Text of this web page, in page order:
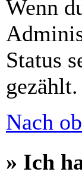
Wenn
Status
gezählt.
Nach
» Ich